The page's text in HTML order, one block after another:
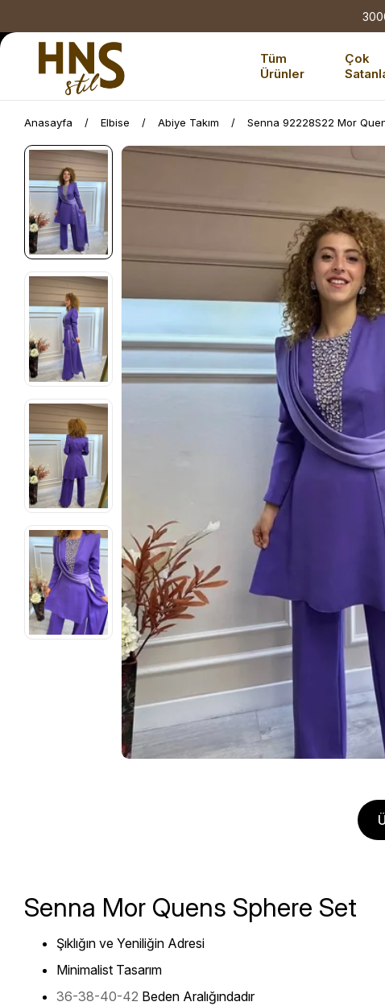
Tüm
Ürünler
Çok
Anasayfa Elbise Abiye Takım Senna 92228S22 Mor
Senna Mor Quens Sphere Set
Şıklığın ve Yeniliğin Adresi
Minimalist Tasarım
36-38-40-42 Beden Aralığındadır